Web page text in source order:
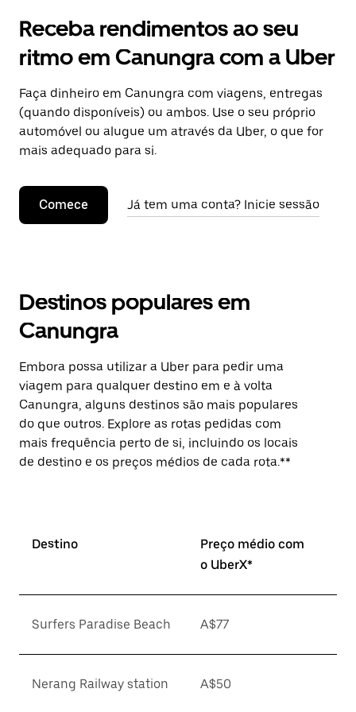
Receba rendimentos ao seu
ritmo em Canungra com a Uber
Faça dinheiro em Canungra com viagens, entregas
(quando disponíveis) ou ambos. Use o seu próprio
automóvel ou alugue um através da Uber, o que for
mais adequado para si.
Comece Já tem uma conta? Inicie sessão
Destinos populares em
Canungra
Embora possa utilizar a Uber para pedir uma
viagem para qualquer destino em e à volta
Canungra, alguns destinos são mais populares
do que outros. Explore as rotas pedidas com
mais frequência perto de si, incluindo os locais
de destino e os preços médios de cada rota.**
Destino
Preço médio com
o UberX*
Surfers Paradise Beach A$77
Nerang Railway station A$50